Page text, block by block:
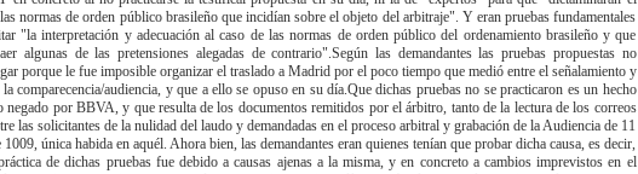
normas de orden público brasileño que incidían sobre el objeto del arbitraje". Y eran pruebas fundamentales
"la interpretación y adecuación al caso de las normas de orden público del ordenamiento brasileño y que
algunas de las pretensiones alegadas de contrario".Según las demandantes las pruebas propuestas no
porque le fue imposible organizar el traslado a Madrid por el poco tiempo que medió entre el señalamiento y
la comparecencia/audiencia, y que a ello se opuso en su día.Que dichas pruebas no se practicaron es un hecho
negado por BBVA, y que resulta de los documentos remitidos por el árbitro, tanto de la lectura de los correos
las solicitantes de la nulidad del laudo y demandadas en el proceso arbitral y grabación de la Audiencia de 11
única habida en aquél. Ahora bien, las demandantes eran quienes tenían que probar dicha causa, es decir,
de dichas pruebas fue debido a causas ajenas a la misma, y en concreto a cambios imprevistos en el